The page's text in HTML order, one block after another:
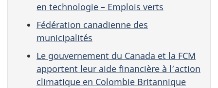
en technologie – Emplois verts
Fédération canadienne des
municipalités
Le gouvernement du Canada et la FCM
apportent leur aide financière à l’action
climatique en Colombie Britannique